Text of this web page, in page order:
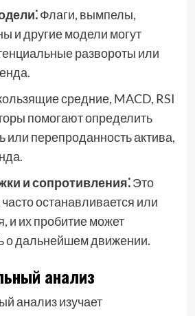
Флаги, вымпелы,
и другие модели могут
развороты или
средние, MACD, RSI
помогают определить
или перепроданность актива,
и сопротивления⁚Это
останавливается или
и их пробитие может
о дальнейшем движении.
анализ
анализ изучает